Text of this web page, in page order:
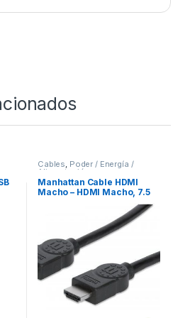
Cables, Poder / Energía /
Alimentación
Manhattan Cable HDMI
Macho – HDMI Macho, 7.5